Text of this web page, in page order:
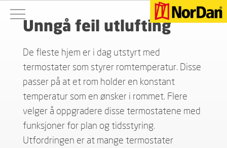
Unngå feil utlufting
De fleste hjem er i dag utstyrt med
termostater som styrer romtemperatur. Disse
passer på at et rom holder en konstant
temperatur som en ønsker i rommet. Flere
velger å oppgradere disse termostatene med
funksjoner for plan og tidsstyring.
Utfordringen er at mange termostater